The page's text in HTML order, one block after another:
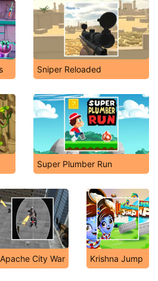
Sniper Reloaded
Super Plumber Run
Apache City War Krishna Jump